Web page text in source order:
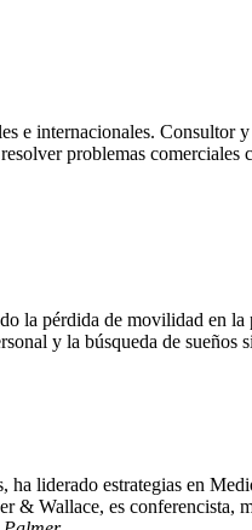
e internacionales.
problemas
la pérdida de movilidad en
y la búsqueda de sueños
ha liderado estrategias en
& Wallace, es conferencista,